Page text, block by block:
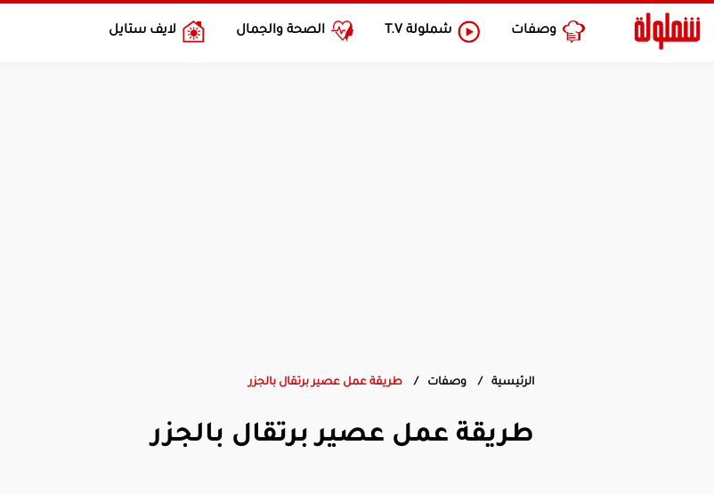
الرئيسية وصفات طريقة عمل عصير برتقال بالجزر
طريقة عمل عصير برتقال بالجزر
وصفات شملولة T.V الصحة والجمال لايف ستايل